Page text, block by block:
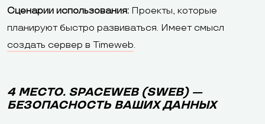
Сценарии использования: Проекты, которые
планируют быстро развиваться. Имеет смысл
создать сервер в Timeweb.
4 МЕСТО. SPACEWEB (SWEB) —
БЕЗОПАСНОСТЬ ВАШИХ ДАННЫХ